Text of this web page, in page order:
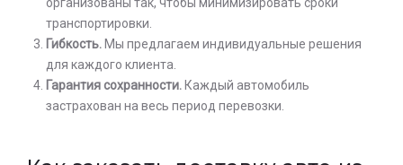
транспортировки.
Гибкость. Мы предлагаем индивидуальные решения
для каждого клиента.
Гарантия сохранности. Каждый автомобиль
застрахован на весь период перевозки.